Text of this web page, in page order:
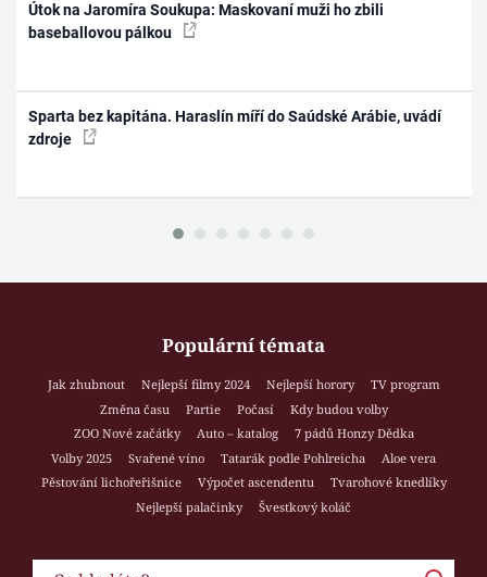
Útok na Jaromíra Soukupa: Maskovaní muži ho zbili
baseballovou pálkou
Sparta bez kapitána. Haraslín míří do Saúdské Arábie, uvádí
zdroje
Populární témata
Jak zhubnout Nejlepší filmy 2024 Nejlepší horory
TV program
Změna času
Partie Počasí
Kdy budou volby
ZOO Nové začátky
Auto – katalog
7 pádů Honzy Dědka
Volby 2025
Svařené víno Tatarák podle Pohlreicha
Aloe vera
Pěstování lichořeřišnice
Výpočet ascendentu
Tvarohové knedlíky
Nejlepší palačinky
Švestkový koláč